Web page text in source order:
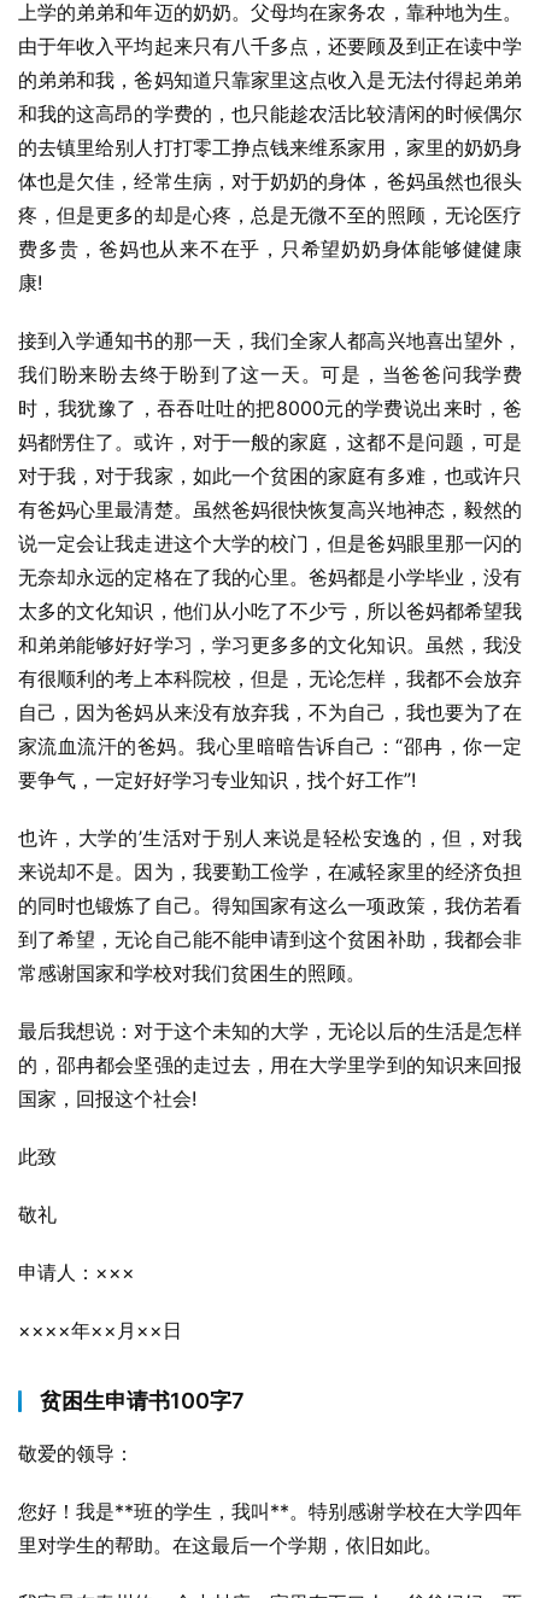
上学的弟弟和年迈的奶奶。父母均在家务农，靠种地为生。
由于年收入平均起来只有八千多点，还要顾及到正在读中学
的弟弟和我，爸妈知道只靠家里这点收入是无法付得起弟弟
和我的这高昂的学费的，也只能趁农活比较清闲的时候偶尔
的去镇里给别人打打零工挣点钱来维系家用，家里的奶奶身
体也是欠佳，经常生病，对于奶奶的身体，爸妈虽然也很头
疼，但是更多的却是心疼，总是无微不至的照顾，无论医疗
费多贵，爸妈也从来不在乎，只希望奶奶身体能够健健康
康!
接到入学通知书的那一天，我们全家人都高兴地喜出望外，
我们盼来盼去终于盼到了这一天。可是，当爸爸问我学费
时，我犹豫了，吞吞吐吐的把8000元的学费说出来时，爸
妈都愣住了。或许，对于一般的家庭，这都不是问题，可是
对于我，对于我家，如此一个贫困的家庭有多难，也或许只
有爸妈心里最清楚。虽然爸妈很快恢复高兴地神态，毅然的
说一定会让我走进这个大学的校门，但是爸妈眼里那一闪的
无奈却永远的定格在了我的心里。爸妈都是小学毕业，没有
太多的文化知识，他们从小吃了不少亏，所以爸妈都希望我
和弟弟能够好好学习，学习更多多的文化知识。虽然，我没
有很顺利的考上本科院校，但是，无论怎样，我都不会放弃
自己，因为爸妈从来没有放弃我，不为自己，我也要为了在
家流血流汗的爸妈。我心里暗暗告诉自己：“邵冉，你一定
要争气，一定好好学习专业知识，找个好工作”!
也许，大学的’生活对于别人来说是轻松安逸的，但，对我
来说却不是。因为，我要勤工俭学，在减轻家里的经济负担
的同时也锻炼了自己。得知国家有这么一项政策，我仿若看
到了希望，无论自己能不能申请到这个贫困补助，我都会非
常感谢国家和学校对我们贫困生的照顾。
最后我想说：对于这个未知的大学，无论以后的生活是怎样
的，邵冉都会坚强的走过去，用在大学里学到的知识来回报
国家，回报这个社会!
此致
敬礼
申请人：×××
××××年××月××日
贫困生申请书100字7
敬爱的领导：
您好！我是**班的学生，我叫**。特别感谢学校在大学四年
里对学生的帮助。在这最后一个学期，依旧如此。